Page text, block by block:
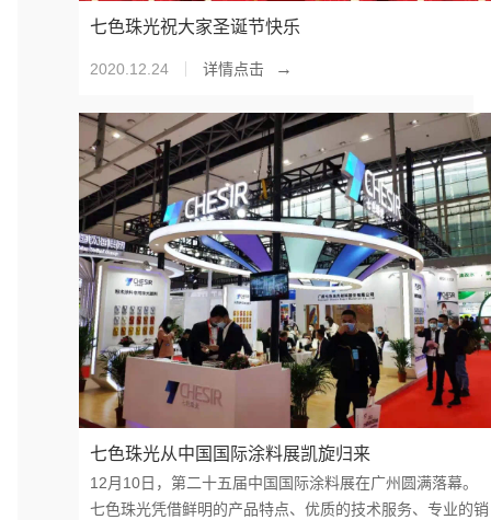
七色珠光祝大家圣诞节快乐
2020.12.24 详情点击 →
七色珠光从中国国际涂料展凯旋归来
12月10日，第二十五届中国国际涂料展在广州圆满落幕。
七色珠光凭借鲜明的产品特点、优质的技术服务、专业的销